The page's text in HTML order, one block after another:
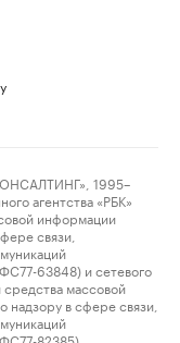
1995–
агентства «РБК»
информации
связи,
63848) и сетевого
средства массовой
в сфере связи,